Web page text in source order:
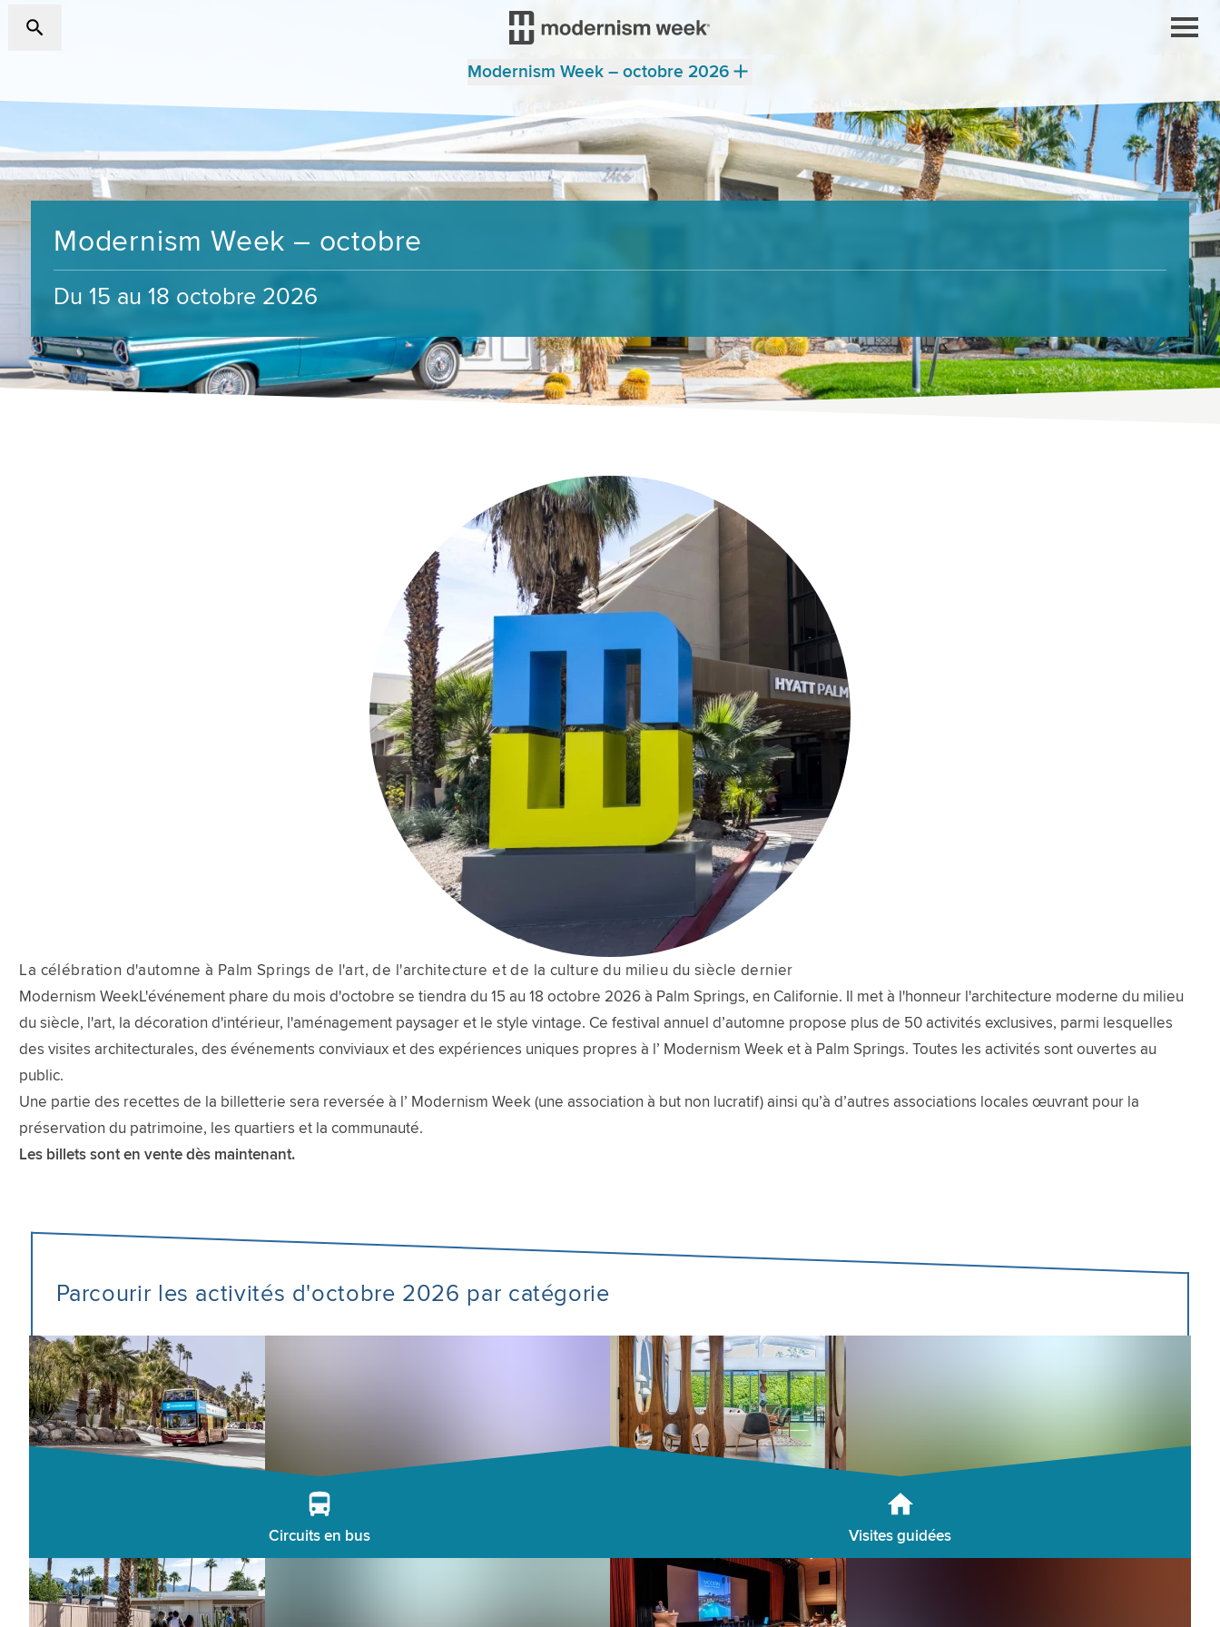
Modernism Week – octobre 2026
Modernism Week – octobre
Du 15 au 18 octobre 2026
La célébration d'automne à Palm Springs de l'art, de l'architecture et de la culture du milieu du siècle dernier
Modernism WeekL'événement phare du mois d'octobre se tiendra du 15 au 18 octobre 2026 à Palm Springs, en Californie. Il met à l'honneur l'architecture moderne du milieu
du siècle, l'art, la décoration d'intérieur, l'aménagement paysager et le style vintage. Ce festival annuel d’automne propose plus de 50 activités exclusives, parmi lesquelles
des visites architecturales, des événements conviviaux et des expériences uniques propres à l’ Modernism Week et à Palm Springs. Toutes les activités sont ouvertes au
public.
Une partie des recettes de la billetterie sera reversée à l’ Modernism Week (une association à but non lucratif) ainsi qu’à d’autres associations locales œuvrant pour la
préservation du patrimoine, les quartiers et la communauté.
Les billets sont en vente dès maintenant.
Parcourir les activités d'octobre 2026 par catégorie
Circuits en bus Visites guidées